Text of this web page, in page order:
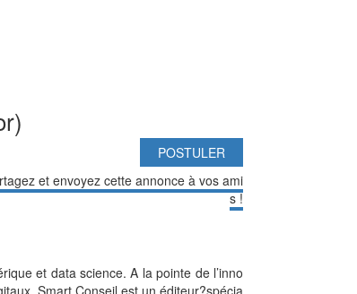
POSTULER
et envoyez cette annonce à vos ami
s !
et data science. A la pointe de l’inno
Smart Conseil est un éditeur?spécia